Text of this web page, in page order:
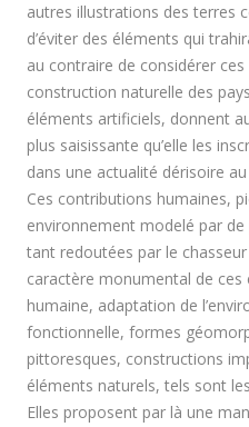
Donegal
Chaussée
Down
Inishmor, île
Achill
Dans les
île de
Aran
Aran
Loch
Loch
Bernera,
Aran
Dingle
Castelgregory,
ile de
Silent Valley,
Mourne
Oban,
Achill
Scalpaigh,
Islay,
Plocrapol,
Calanais,
vers
Plocrapol,
vers le Cap
île de Lewis,
Inish oir,
île de
autres illustrations des terres
d’éviter des éléments qui
au contraire de considérer
construction naturelle des
éléments artificiels, donnent
plus saisissante qu’elle les
dans une actualité dérisoire
Ces contributions humaines,
environnement modelé par
tant redoutées par le
caractère monumental de ces
humaine, adaptation de
fonctionnelle, formes
pittoresques, constructions
éléments naturels, tels sont
Elles proposent par là une